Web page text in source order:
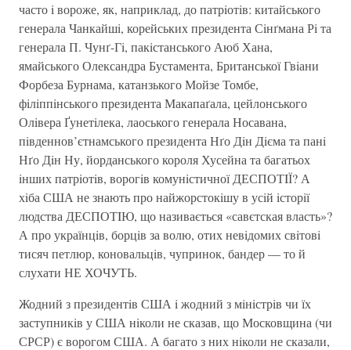
часто i вороже, як, наприклад, до патрiотiв: китайського
генерала Чанкайшi, корейських президента Сiнґмана Рi та
генерала П. Чунґ-Гi, пакiстанського Аюб Хана,
ямайського Олександра Бустамента, Британської Гвiани
Форбеза Бурнама, катанзького Мойзе Томбе,
фiлiппiнського президента Макапаґала, цейлонського
Олiвера Ґунетiлека, лаоського генерала Носавана,
пiвденнов’єтнамського президента Нґо Дiн Дiєма та панi
Нґо Дiн Ну, йорданського короля Хусейна та багатьох
iнших патрiотiв, ворогiв комунiстичної ДЕСПОТIЇ? А
хiба США не знають про найжорстокiшу в усiй iсторiї
людства ДЕСПОТIЮ, що називається «савєтская власть»?
А про українцiв, борцiв за волю, отих невiдомих свiтовi
тисяч петлюр, коновальцiв, чупринок, бандер — то й
слухати НЕ ХОЧУТЬ.
Жодний з президентiв США i жодний з мiнiстрiв чи їх
заступникiв у США нiколи не сказав, що Московщина (чи
СРСР) є ворогом США. А багато з них нiколи не сказали,